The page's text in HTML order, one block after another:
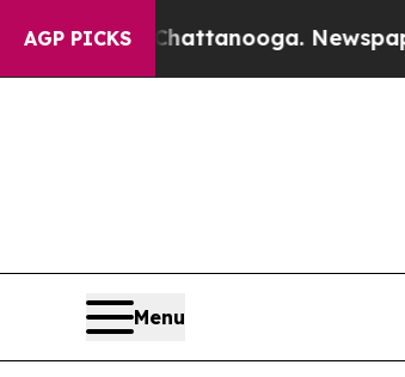
AGP PICKS
in Chattanooga. Newspaper
Menu